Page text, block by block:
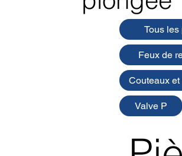
Tous les
Feux de
Couteaux
Valve P